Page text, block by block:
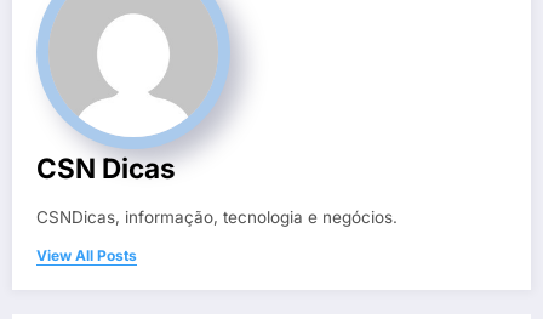
CSN Dicas
CSNDicas, informação, tecnologia e negócios.
View All Posts